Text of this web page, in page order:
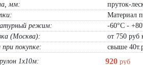
мм:
пруток-
Материал
режим:
-60°С -
(Москва):
от 750 руб
покупке:
свыше
1х10м:
920 руб